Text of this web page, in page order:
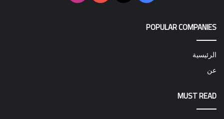
POPULAR COMPANIES
الرئيسية
عن
MUST READ